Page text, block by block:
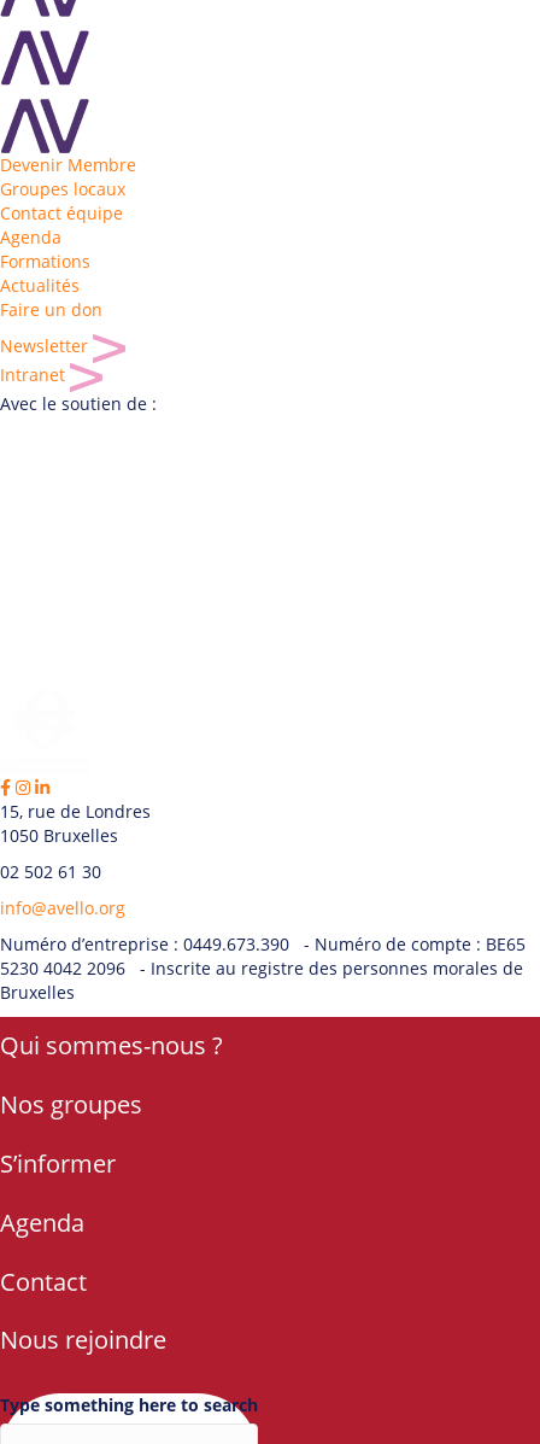
Devenir Membre
Groupes locaux
Contact équipe
Agenda
Formations
Actualités
Faire un don
Newsletter
Intranet
Avec le soutien de :
15, rue de Londres
1050 Bruxelles
02 502 61 30
info@avello.org
Numéro d’entreprise : 0449.673.390 - Numéro de compte : BE65
5230 4042 2096 - Inscrite au registre des personnes morales de
Bruxelles
Qui sommes-nous ?
Nos groupes
S’informer
Agenda
Contact
Nous rejoindre
Type something here to search